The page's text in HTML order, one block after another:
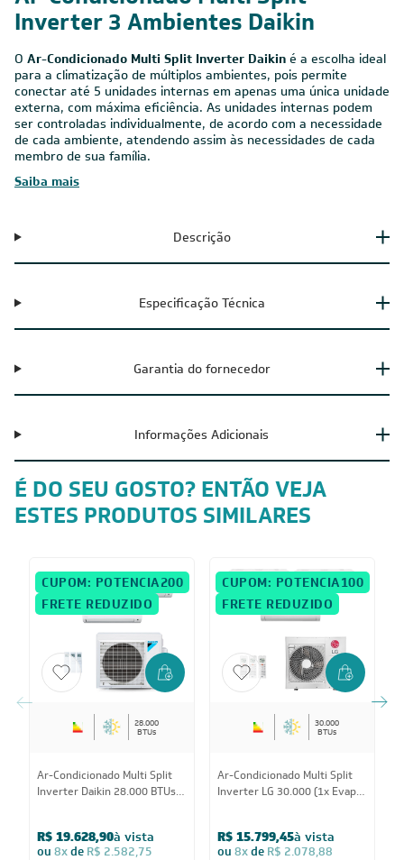
Inverter 3 Ambientes Daikin
O Ar-Condicionado Multi Split Inverter Daikin é a escolha ideal
para a climatização de múltiplos ambientes, pois permite
conectar até 5 unidades internas em apenas uma única unidade
externa, com máxima eficiência. As unidades internas podem
ser controladas individualmente, de acordo com a necessidade
de cada ambiente, atendendo assim às necessidades de cada
membro de sua família.
Saiba mais
Descrição
Especificação Técnica
Garantia do fornecedor
Informações Adicionais
É DO SEU GOSTO? ENTÃO VEJA
ESTES PRODUTOS SIMILARES
CUPOM: POTENCIA200
FRETE REDUZIDO
28.000
BTUs
Ar-Condicionado Multi Split
Inverter Daikin 28.000 BTUs
220V
R$ 19.628,90à vista
ou 8xde R$ 2.582,75
CUPOM: POTENCIA100
FRETE REDUZIDO
30.000
BTUs
Ar-Condicionado Multi Split
Inverter LG 30.000 (1x Evap
R$ 15.799,45à vista
ou 8xde R$ 2.078,88